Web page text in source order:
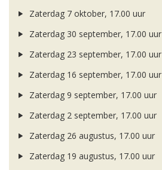
Zaterdag 7 oktober, 17.00 uur
Zaterdag 30 september, 17.00 uur
Zaterdag 23 september, 17.00 uur
Zaterdag 16 september, 17.00 uur
Zaterdag 9 september, 17.00 uur
Zaterdag 2 september, 17.00 uur
Zaterdag 26 augustus, 17.00 uur
Zaterdag 19 augustus, 17.00 uur